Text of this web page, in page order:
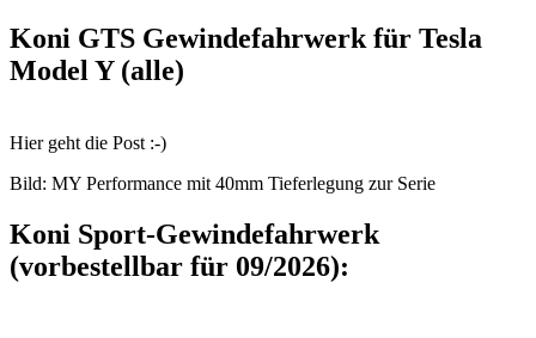
Koni GTS Gewindefahrwerk für Tesla
Model Y (alle)
Hier geht die Post :-)
Bild: MY Performance mit 40mm Tieferlegung zur Serie
Koni Sport-Gewindefahrwerk
(vorbestellbar für 09/2026):